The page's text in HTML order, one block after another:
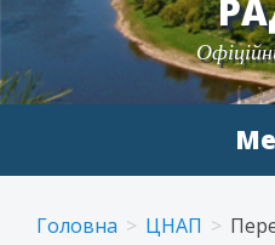
Головна ЦНАП